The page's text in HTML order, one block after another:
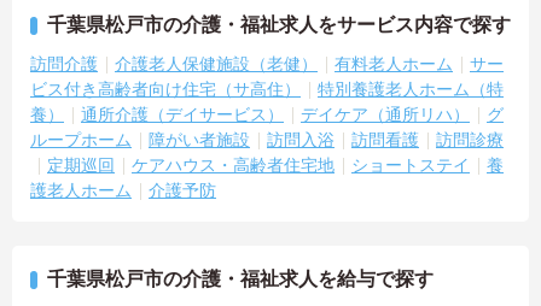
千葉県松戸市の介護・福祉求人をサービス内容で探す
訪問介護 介護老人保健施設（老健） 有料老人ホーム
サー
ビス付き高齢者向け住宅（サ高住）
特別養護老人ホーム（特
養）
通所介護（デイサービス） デイケア（通所リハ）
グ
ループホーム
障がい者施設 訪問入浴 訪問看護
訪問診療
定期巡回
ケアハウス・高齢者住宅地 ショートステイ
養
護老人ホーム
介護予防
千葉県松戸市の介護・福祉求人を給与で探す